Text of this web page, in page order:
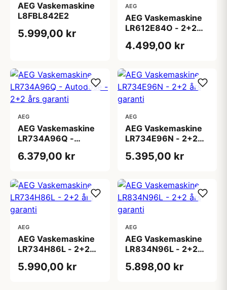
AEG Vaskemaskine
L8FBL842E2
5.999,00 kr
AEG
AEG Vaskemaskine
LR612E84O - 2+2
4.499,00 kr
AEG
AEG Vaskemaskine
LR734A96Q -
garanti
6.379,00 kr
AEG
AEG Vaskemaskine
LR734E96N - 2+2
5.395,00 kr
AEG
AEG Vaskemaskine
LR734H86L - 2+2
5.990,00 kr
AEG
AEG Vaskemaskine
LR834N96L - 2+2
5.898,00 kr